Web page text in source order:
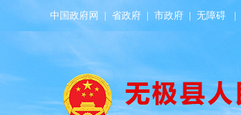
中国政府网 省政府 市政府 无障碍